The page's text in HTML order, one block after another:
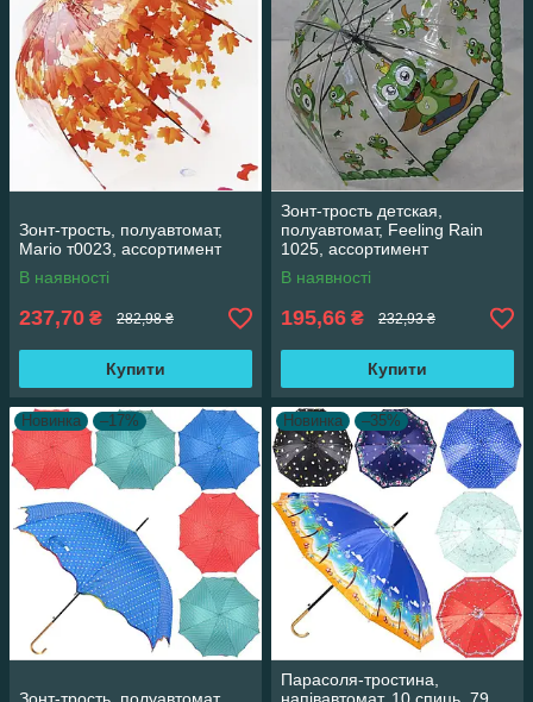
Зонт-трость, полуавтомат,
Mario т0023, ассортимент
В наявності
237,70 ₴ 282,98 ₴
Купити
Зонт-трость детская,
полуавтомат, Feeling Rain
1025, ассортимент
В наявності
195,66 ₴ 232,93 ₴
Купити
Новинка –17% Новинка –35%
Парасоля-тростина,